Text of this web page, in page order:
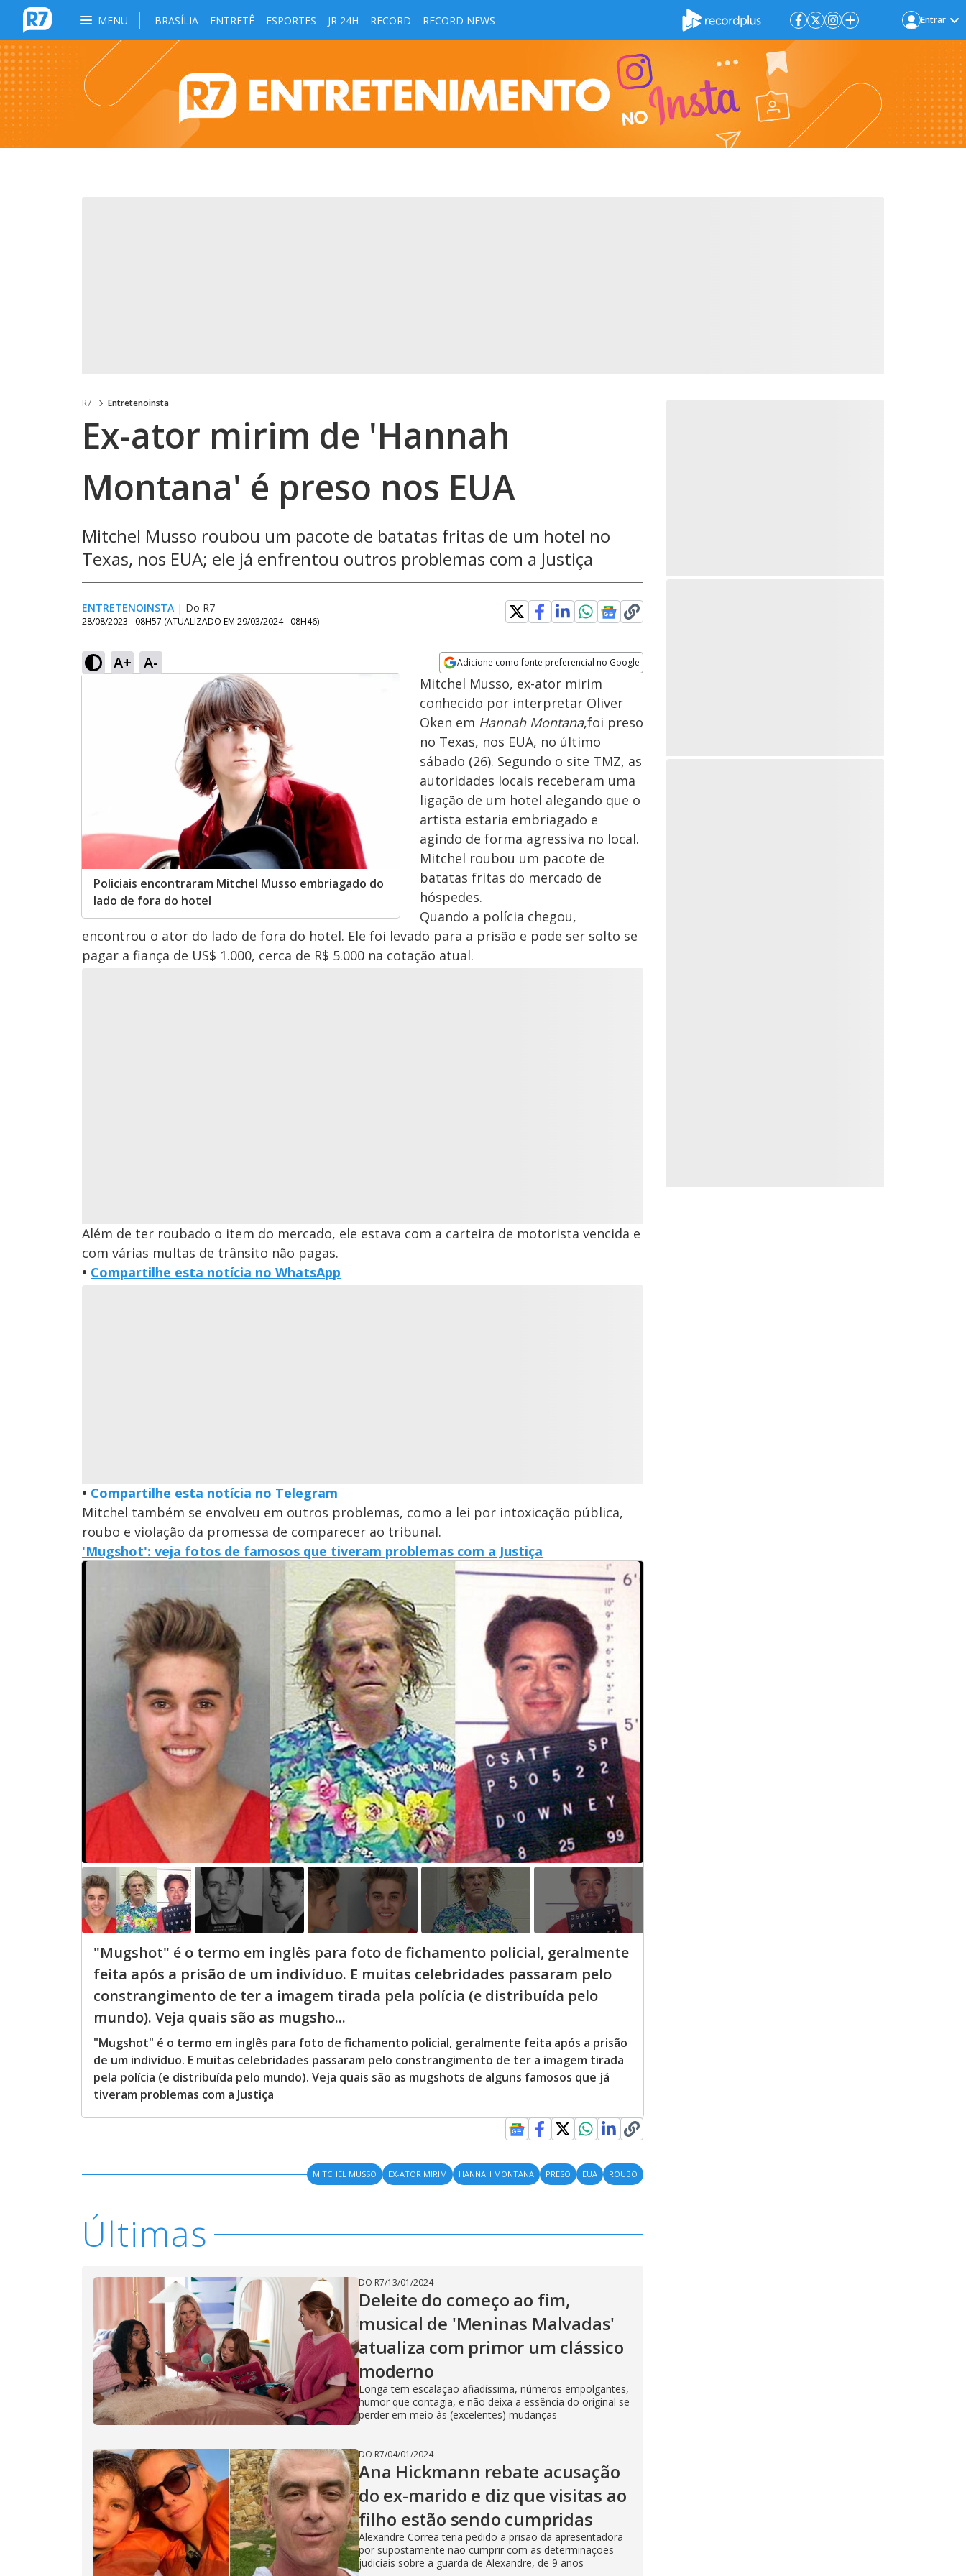
MENU BRASÍLIA ENTRETÊ ESPORTES JR 24H RECORD RECORD NEWS Entrar
R7 Entretenoinsta
Ex-ator mirim de 'Hannah
Montana' é preso nos EUA
Mitchel Musso roubou um pacote de batatas fritas de um hotel no
Texas, nos EUA; ele já enfrentou outros problemas com a Justiça
ENTRETENOINSTA | Do R7
28/08/2023 - 08H57 (ATUALIZADO EM 29/03/2024 - 08H46)
A+ A- Adicione como fonte preferencial no Google
Opens in new window
Policiais encontraram Mitchel Musso embriagado do
lado de fora do hotel
Mitchel Musso, ex-ator mirim
conhecido por interpretar Oliver
Oken em Hannah Montana,foi preso
no Texas, nos EUA, no último
sábado (26). Segundo o site TMZ, as
autoridades locais receberam uma
ligação de um hotel alegando que o
artista estaria embriagado e
agindo de forma agressiva no local.
Mitchel roubou um pacote de
batatas fritas do mercado de
hóspedes.
Quando a polícia chegou,
encontrou o ator do lado de fora do hotel. Ele foi levado para a prisão e pode ser solto se
pagar a fiança de US$ 1.000, cerca de R$ 5.000 na cotação atual.
Além de ter roubado o item do mercado, ele estava com a carteira de motorista vencida e
com várias multas de trânsito não pagas.
• Compartilhe esta notícia no WhatsApp
• Compartilhe esta notícia no Telegram
Mitchel também se envolveu em outros problemas, como a lei por intoxicação pública,
roubo e violação da promessa de comparecer ao tribunal.
'Mugshot': veja fotos de famosos que tiveram problemas com a Justiça
"Mugshot" é o termo em inglês para foto de fichamento policial, geralmente
feita após a prisão de um indivíduo. E muitas celebridades passaram pelo
constrangimento de ter a imagem tirada pela polícia (e distribuída pelo
mundo). Veja quais são as mugsho...
"Mugshot" é o termo em inglês para foto de fichamento policial, geralmente feita após a prisão
de um indivíduo. E muitas celebridades passaram pelo constrangimento de ter a imagem tirada
pela polícia (e distribuída pelo mundo). Veja quais são as mugshots de alguns famosos que já
tiveram problemas com a Justiça
MITCHEL MUSSO EX-ATOR MIRIM HANNAH MONTANA PRESO EUA ROUBO
Últimas
DO R7/13/01/2024
Deleite do começo ao fim,
musical de 'Meninas Malvadas'
atualiza com primor um clássico
moderno
Longa tem escalação afiadíssima, números empolgantes,
humor que contagia, e não deixa a essência do original se
perder em meio às (excelentes) mudanças
DO R7/04/01/2024
Ana Hickmann rebate acusação
do ex-marido e diz que visitas ao
filho estão sendo cumpridas
Alexandre Correa teria pedido a prisão da apresentadora
por supostamente não cumprir com as determinações
judiciais sobre a guarda de Alexandre, de 9 anos